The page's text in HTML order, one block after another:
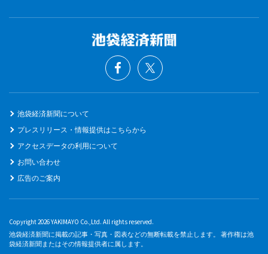
池袋経済新聞について
プレスリリース・情報提供はこちらから
アクセスデータの利用について
お問い合わせ
広告のご案内
Copyright 2026 YAKIMAYO Co.,Ltd. All rights reserved.
池袋経済新聞に掲載の記事・写真・図表などの無断転載を禁止します。 著作権は池
袋経済新聞またはその情報提供者に属します。